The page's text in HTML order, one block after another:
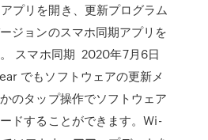
プリを開き、更新プログラム
ジョンのスマホ同期アプリを
スマホ同期 2020年7月6日
でもソフトウェアの更新メ
のタップ操作でソフトウェア
ドすることができます。Wi-